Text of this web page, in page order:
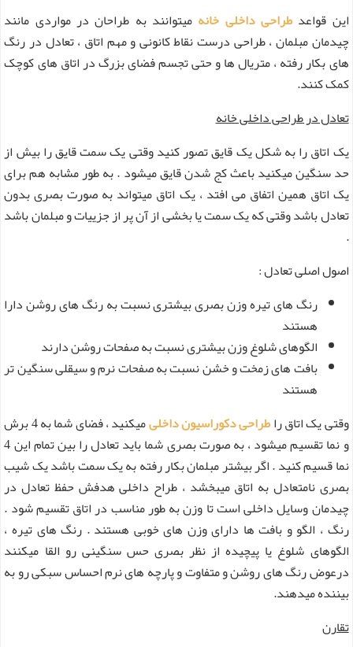
این قواعدطراحی داخلی خانه میتوانند به طراحان در مواردی مانند
چیدمان مبلمان ، طراحی درست نقاط کانونی و مهم اتاق ، تعادل در رنگ
های بکار رفته ، متریال ها و حتی تجسم فضای بزرگ در اتاق های کوچک
کمک کنند.
تعادل در طراحی داخلی خانه
یک اتاق را به شکل یک قایق تصور کنید وقتی یک سمت قایق را بیش از
حد سنگین میکنید باعث کج شدن قایق میشود . به طور مشابه هم برای
یک اتاق همین اتفاق می افتد ، یک اتاق میتواند به صورت بصری بدون
تعادل باشد وقتی که یک سمت یا بخشی از آن پر از جزییات و مبلمان باشد
.
اصول اصلی تعادل :
رنگ های تیره وزن بصری بیشتری نسبت به رنگ های روشن دارا
هستند
الگوهای شلوغ وزن بیشتری نسبت به صفحات روشن دارند
بافت های زمخت و خشن نسبت به صفحات نرم و سیقلی سنگین تر
هستند
وقتی یک اتاق راطراحی دکوراسیون داخلی
میکنید ، فضای شما به 4 برش
و نما تقسیم میشود ، به صورت بصری شما باید تعادل را بین تمام این 4
نما قسیم کنید . اگر بیشتر مبلمان بکار رفته به یک سمت باشد یک شیب
بصری نامتعادل به اتاق میبخشد ، طراح داخلی هدفش حفظ تعادل در
چیدمان وسایل داخلی است تا وزن به طور مناسب در اتاق تقسیم شود .
رنگ ، الگو و بافت ها دارای وزن های خوبی هستند . رنگ های تیره ،
الگوهای شلوغ یا پیچیده از نظر بصری حس سنگینی رو القا میکنند
درعوض رنگ های روشن و متفاوت و پارچه های نرم احساس سبکی رو به
بیننده میدهند.
تقارن